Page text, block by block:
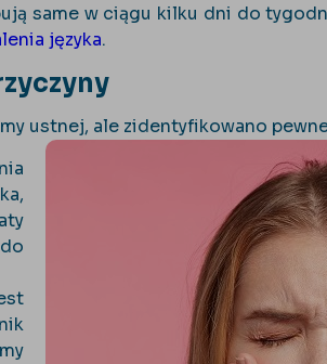
same w ciągu kilku dni do
języka.
ustnej, ale zidentyfikowano